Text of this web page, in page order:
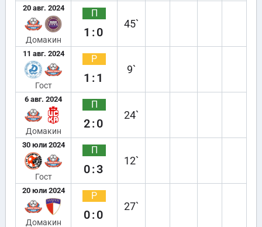
20 авг. 2024
Домакин
П
1:0
45`
11 авг. 2024
Гост
Р
1:1
9`
6 авг. 2024
Домакин
П
2:0
24`
30 юли 2024
Гост
П
0:3
12`
20 юли 2024
Домакин
Р
0:0
27`